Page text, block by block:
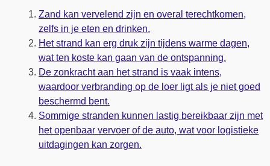
Zand kan vervelend zijn en overal terechtkomen,
zelfs in je eten en drinken.
Het strand kan erg druk zijn tijdens warme dagen,
wat ten koste kan gaan van de ontspanning.
De zonkracht aan het strand is vaak intens,
waardoor verbranding op de loer ligt als je niet goed
beschermd bent.
Sommige stranden kunnen lastig bereikbaar zijn met
het openbaar vervoer of de auto, wat voor logistieke
uitdagingen kan zorgen.